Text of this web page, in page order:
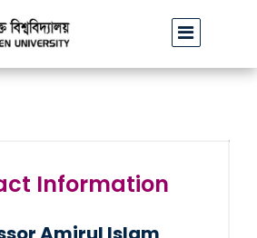
পরিচয়ে প্রতারণার চেষ্টা: সর্বসাধারণকে সতর্ক থাকার
Information